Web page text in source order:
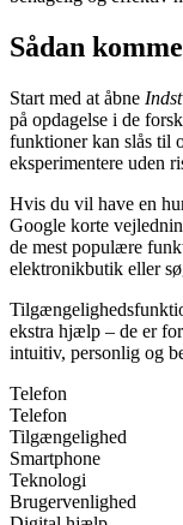
Sådan
Start med at åbne
på opdagelse i de
funktioner kan slås til
eksperimentere uden
Hvis du vil have en
Google korte
de mest populære
elektronikbutik eller
ekstra hjælp – de er
intuitiv, personlig og
Telefon
Telefon
Tilgængelighed
Smartphone
Teknologi
Brugervenlighed